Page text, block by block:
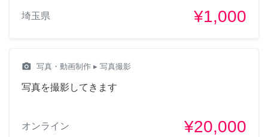
埼玉県 ¥1,000
camera_alt 写真・動画制作 ▸ 写真撮影
写真を撮影してきます
オンライン ¥20,000